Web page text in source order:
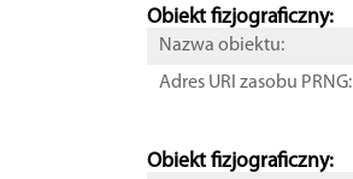
Obiekt fizjograficzny:
Nazwa obiektu:
Adres URI zasobu PRNG:
Obiekt fizjograficzny: